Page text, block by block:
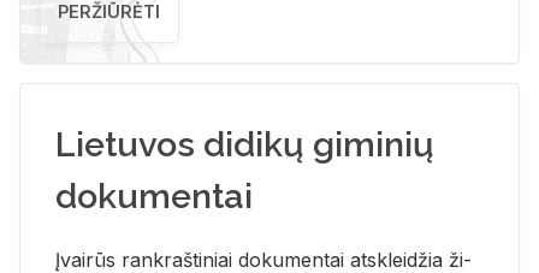
PERŽIŪRĖTI
Lietuvos didikų giminių
dokumentai
Įvai­rūs rank­raš­ti­niai do­ku­men­tai at­sklei­džia ži­